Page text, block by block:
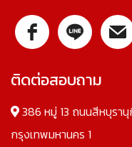
ติดต่อสอบถาม
386 หมู่ 13 ถนนสีหบุรา
กรุงเทพมหานคร 1